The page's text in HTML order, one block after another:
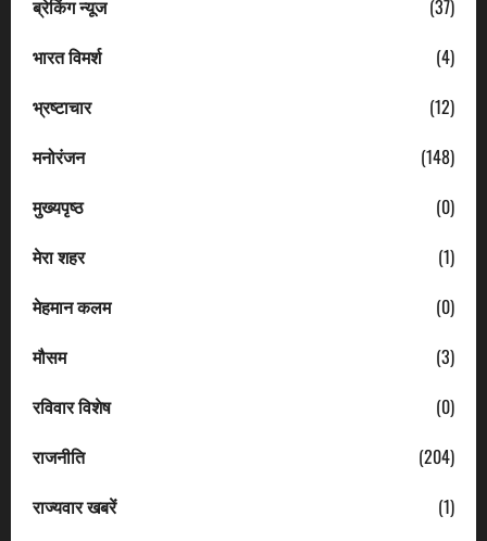
ब्रेकिंग न्यूज
(37)
भारत विमर्श
(4)
भ्रष्टाचार
(12)
मनोरंजन
(148)
मुख्यपृष्ठ
(0)
मेरा शहर
(1)
मेहमान कलम
(0)
मौसम
(3)
रविवार विशेष
(0)
राजनीति
(204)
राज्यवार खबरें
(1)